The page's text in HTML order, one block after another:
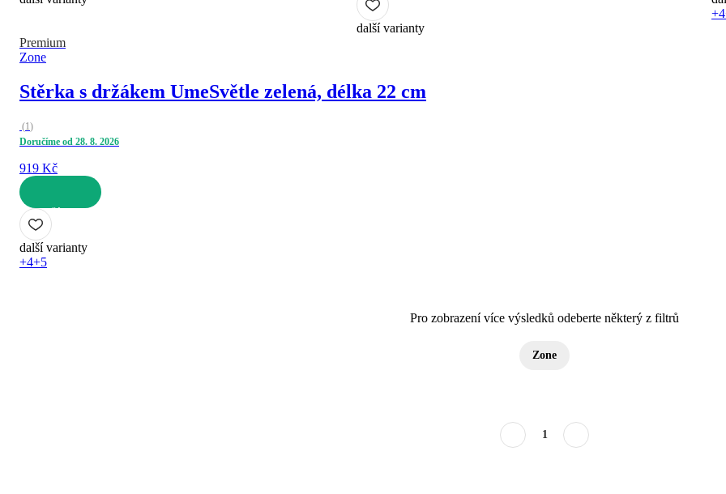
další varianty
+4
Premium
Zone
Stěrka s držákem UmeSvětle zelená, délka 22 cm
(1)
Doručíme od 28. 8. 2026
919 Kč
DO KOŠÍKU
další varianty
+4+5
Pro zobrazení více výsledků odeberte některý z filtrů
Zone
1